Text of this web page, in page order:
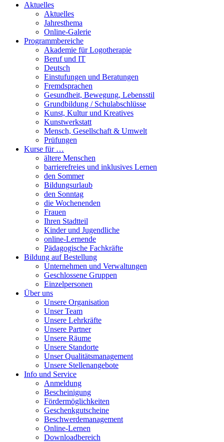
Aktuelles
Aktuelles
Jahresthema
Online-Galerie
Programmbereiche
Akademie für Logotherapie
Beruf und IT
Deutsch
Einstufungen und Beratungen
Fremdsprachen
Gesundheit, Bewegung, Lebensstil
Grundbildung / Schulabschlüsse
Kunst, Kultur und Kreatives
Kunstwerkstatt
Mensch, Gesellschaft & Umwelt
Prüfungen
Kurse für …
ältere Menschen
barrierefreies und inklusives Lernen
den Sommer
Bildungsurlaub
den Sonntag
die Wochenenden
Frauen
Ihren Stadtteil
Kinder und Jugendliche
online-Lernende
Pädagogische Fachkräfte
Bildung auf Bestellung
Unternehmen und Verwaltungen
Geschlossene Gruppen
Einzelpersonen
Über uns
Unsere Organisation
Unser Team
Unsere Lehrkräfte
Unsere Partner
Unsere Räume
Unsere Standorte
Unser Qualitätsmanagement
Unsere Stellenangebote
Info und Service
Anmeldung
Bescheinigung
Fördermöglichkeiten
Geschenkgutscheine
Beschwerdemanagement
Online-Lernen
Downloadbereich